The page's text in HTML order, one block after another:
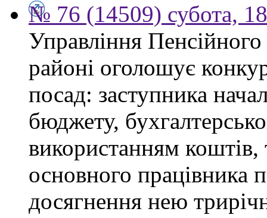
№ 76 (14509) субота,
Управління
районі оголошує
посад: заступника
бюджету,
використанням коштів,
основного працівника
досягнення нею